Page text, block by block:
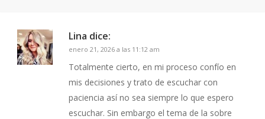
Lina dice:
enero 21, 2026 a las 11:12 am
Totalmente cierto, en mi proceso confío en
mis decisiones y trato de escuchar con
paciencia así no sea siempre lo que espero
escuchar. Sin embargo el tema de la sobre